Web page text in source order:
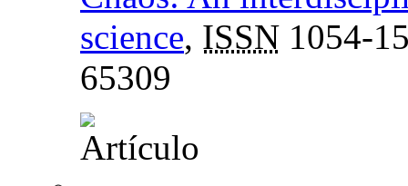
science, ISSN 1054-
65309